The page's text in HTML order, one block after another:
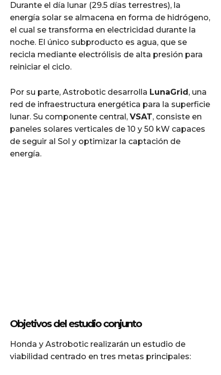
Durante el día lunar (29.5 días terrestres), la
energía solar se almacena en forma de hidrógeno,
el cual se transforma en electricidad durante la
noche. El único subproducto es agua, que se
recicla mediante electrólisis de alta presión para
reiniciar el ciclo.
Por su parte, Astrobotic desarrolla LunaGrid , una
red de infraestructura energética para la superficie
lunar. Su componente central, VSAT, consiste en
paneles solares verticales de 10 y 50 kW capaces
de seguir al Sol y optimizar la captación de
energía.
Objetivos del estudio conjunto
Honda y Astrobotic realizarán un estudio de
viabilidad centrado en tres metas principales: